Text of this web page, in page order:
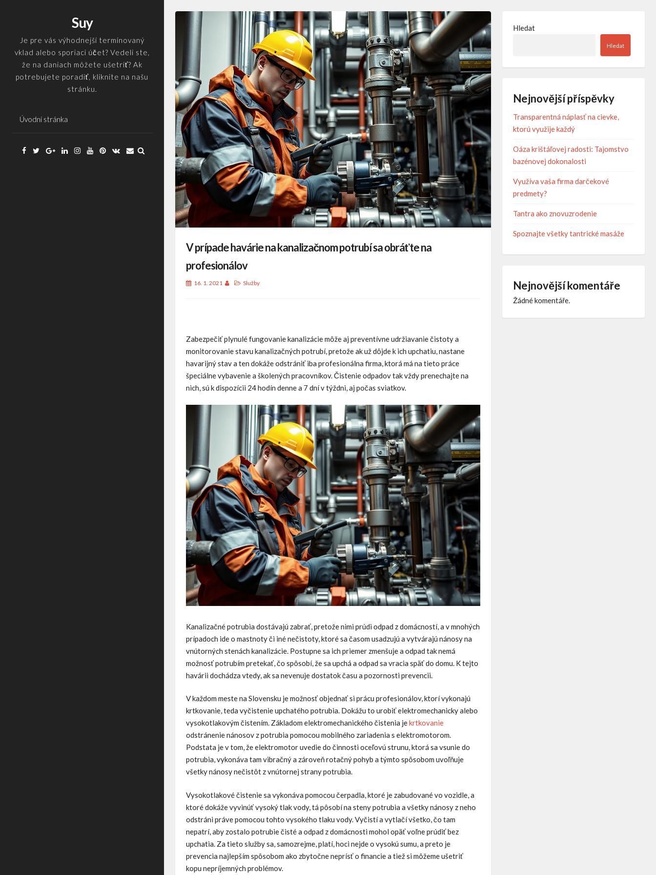
Suy
Je pre vás výhodnejší termínovaný
vklad alebo sporiaci účet? Vedeli ste,
že na daniach môžete ušetriť? Ak
potrebujete poradiť, kliknite na našu
stránku.
Úvodní stránka
Facebook
TwitterGoogleLinkedinInstagramYouTube
Pinterest
VK Email
V prípade havárie na kanalizačnom potrubí sa obráťte na
profesionálov
16. 1. 2021 Služby
Zabezpečiť plynulé fungovanie kanalizácie môže aj preventívne udržiavanie čistoty a
monitorovanie stavu kanalizačných potrubí, pretože ak už dôjde k ich upchatiu, nastane
havarijný stav a ten dokáže odstrániť iba profesionálna firma, ktorá má na tieto práce
špeciálne vybavenie a školených pracovníkov. Čistenie odpadov tak vždy prenechajte na
nich, sú k dispozícii 24 hodín denne a 7 dní v týždni, aj počas sviatkov.
Kanalizačné potrubia dostávajú zabrať, pretože nimi prúdi odpad z domácností, a v mnohých
prípadoch ide o mastnoty či iné nečistoty, ktoré sa časom usadzujú a vytvárajú nánosy na
vnútorných stenách kanalizácie. Postupne sa ich priemer zmenšuje a odpad tak nemá
možnosť potrubím pretekať, čo spôsobí, že sa upchá a odpad sa vracia späť do domu. K tejto
havárii dochádza vtedy, ak sa nevenuje dostatok času a pozornosti prevencii.
V každom meste na Slovensku je možnosť objednať si prácu profesionálov, ktorí vykonajú
krtkovanie, teda vyčistenie upchatého potrubia. Dokážu to urobiť elektromechanicky alebo
vysokotlakovým čistením. Základom elektromechanického čistenia jekrtkovanie
odstránenie nánosov z potrubia pomocou mobilného zariadenia s elektromotorom.
Podstata je v tom, že elektromotor uvedie do činnosti oceľovú strunu, ktorá sa vsunie do
potrubia, vykonáva tam vibračný a zároveň rotačný pohyb a týmto spôsobom uvoľňuje
všetky nánosy nečistôt z vnútornej strany potrubia.
Vysokotlakové čistenie sa vykonáva pomocou čerpadla, ktoré je zabudované vo vozidle, a
ktoré dokáže vyvinúť vysoký tlak vody, tá pôsobí na steny potrubia a všetky nánosy z neho
odstráni práve pomocou tohto vysokého tlaku vody. Vyčistí a vytlačí všetko, čo tam
nepatrí, aby zostalo potrubie čisté a odpad z domácnosti mohol opäť voľne prúdiť bez
upchatia. Za tieto služby sa, samozrejme, platí, hoci nejde o vysokú sumu, a preto je
prevencia najlepším spôsobom ako zbytočne neprísť o financie a tiež si môžeme ušetriť
kopu nepríjemných problémov.
Hledat
Hledat
Nejnovější příspěvky
Transparentná náplasť na cievke,
ktorú využije každý
Oáza krištáľovej radosti: Tajomstvo
bazénovej dokonalosti
Využíva vaša firma darčekové
predmety?
Tantra ako znovuzrodenie
Spoznajte všetky tantrické masáže
Nejnovější komentáře
Žádné komentáře.